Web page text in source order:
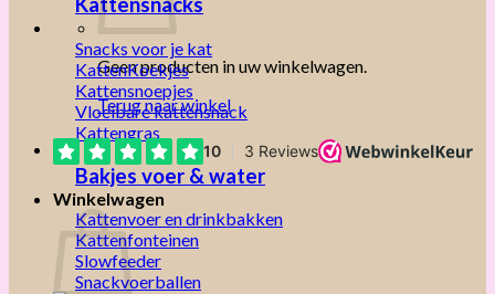
Geen producten in uw winkelwagen.
Terug naar winkel
Winkelwagen
Snacks voor je kat
KattenKoekjes
Kattensnoepjes
Vloeibare kattensnack
Kattengras
Bakjes voer & water
Kattenvoer en drinkbakken
Kattenfonteinen
Slowfeeder
Snackvoerballen